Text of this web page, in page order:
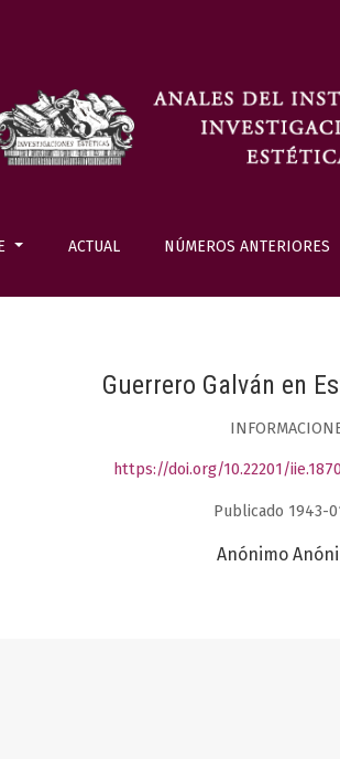
ACTUAL NÚMEROS ANTERIORES
Guerrero Galván en
https://doi.org/10.22201/
Publicado 1943-
Anónimo